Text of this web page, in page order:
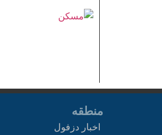
منطقه
اخبار دزفول